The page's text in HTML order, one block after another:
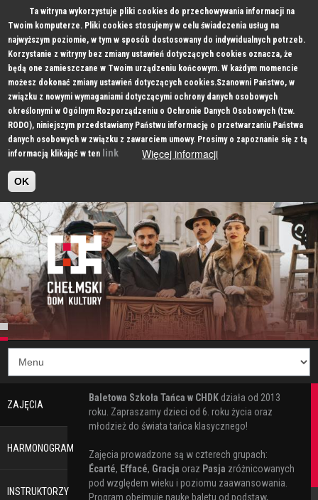
Ta witryna wykorzystuje pliki cookies do przechowywania informacji na
Twoim komputerze. Pliki cookies stosujemy w celu świadczenia usług na
najwyższym poziomie, w tym w sposób dostosowany do indywidualnych potrzeb.
Korzystanie z witryny bez zmiany ustawień dotyczących cookies oznacza, że
będą one zamieszczane w Twoim urządzeniu końcowym. W każdym momencie
możesz dokonać zmiany ustawień dotyczących cookies.Szanowni Państwo, w
związku z nowymi wymaganiami dotyczącymi ochrony danych osobowych
określonymi w Ogólnym Rozporządzeniu o Ochronie Danych Osobowych (tzw.
RODO), niniejszym przedstawiamy Państwu informację o przetwarzaniu Państwa
danych osobowych w związku z zawarciem umowy. Prosimy o zapoznanie się z tą
informacją klikająć w ten link Więcej informacji
OK
ZAJĘCIA
HARMONOGRAM
INSTRUKTORZY
Baletowa Szkoła Tańca w CHDK działa od 2013
roku. Zapraszamy dzieci od 6. roku życia oraz
młodzież do świata tańca klasycznego!
Zajęcia prowadzone są w czterech grupach:
Écarté, Effacé, Gracja oraz Pasja zróżnicowanych
pod względem wieku i poziomu zaawansowania.
Program obejmuje naukę baletu od podstaw,